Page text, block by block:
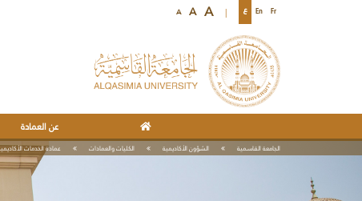
ع En Fr
A A A
عن العمادة
الجامعة القاسمية الشؤون الأكاديمية الكليات والعمادات عمادة الخدمات